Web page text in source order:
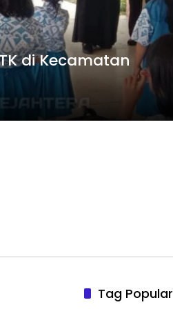
di Kecamatan
Tag Popular